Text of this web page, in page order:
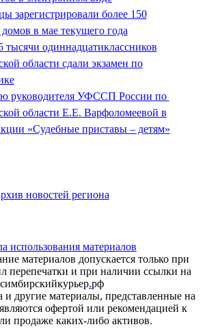
зарегистрировали более 150
в мае текущего года
тысячи одиннадцатиклассников
области сдали экзамен по
руководителя УФССП России по
области Е.Е. Варфоломеевой в
«Судебные приставы – детям»
новостей региона
использования материалов
материалов допускается только при
перепечатки и при наличии ссылки на
симбирскийкурьер.рф
и другие материалы, представленные на
офертой или рекомендацией к
продаже каких-либо активов.